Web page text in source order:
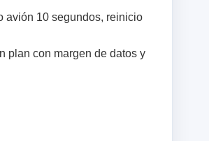
avión 10 segundos, reinicio
plan con margen de datos y